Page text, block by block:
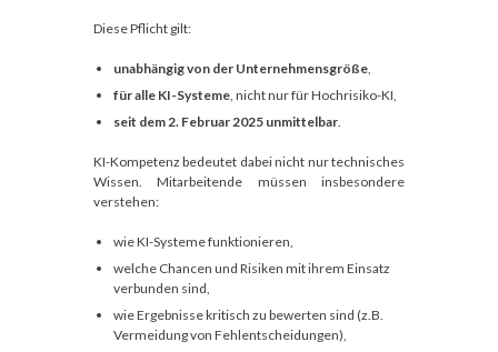
Diese Pflicht gilt:
unabhängig von der Unternehmensgröße,
für alle KI-Systeme, nicht nur für Hochrisiko-KI,
seit dem 2. Februar 2025 unmittelbar.
KI-Kompetenz bedeutet dabei nicht nur technisches
Wissen. Mitarbeitende müssen insbesondere
verstehen:
wie KI-Systeme funktionieren,
welche Chancen und Risiken mit ihrem Einsatz
verbunden sind,
wie Ergebnisse kritisch zu bewerten sind (z.B.
Vermeidung von Fehlentscheidungen),